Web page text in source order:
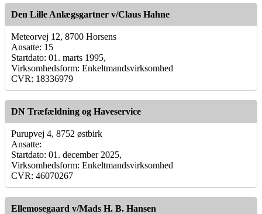
Den Lille Anlægsgartner v/Claus Hahne
Meteorvej 12, 8700 Horsens
Ansatte: 15
Startdato: 01. marts 1995,
Virksomhedsform: Enkeltmandsvirksomhed
CVR: 18336979
DN Træfældning og Haveservice
Purupvej 4, 8752 østbirk
Ansatte:
Startdato: 01. december 2025,
Virksomhedsform: Enkeltmandsvirksomhed
CVR: 46070267
Ellemosegaard v/Mads H. B. Hansen